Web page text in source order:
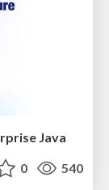
Java
0 540